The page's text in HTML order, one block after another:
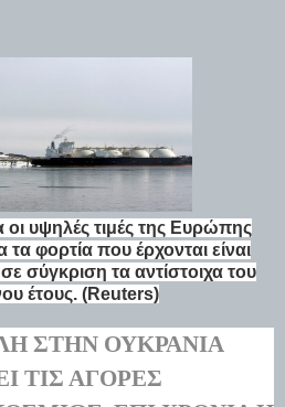
οι υψηλές τιμές της Ευρώπης
φορτία που έρχονται είναι
σύγκριση τα αντίστοιχα του
έτους. (Reuters)
ΣΤΗΝ ΟΥΚΡΑΝΊΑ
ΤΙΣ ΑΓΟΡΈΣ